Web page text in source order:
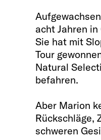
acht Jahren
Sie hat mit
Tour
Natural
befahren.
Aber Marion
Rückschläge,
schweren